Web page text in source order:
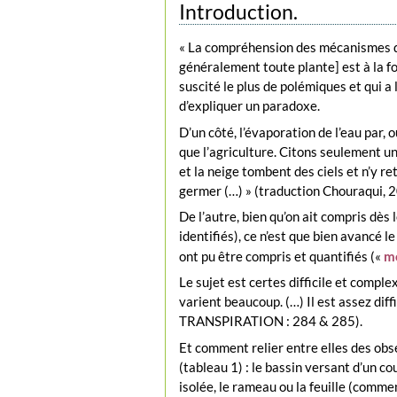
Introduction.
« La compréhension des
généralement toute plante] est à la
suscité le plus de polémiques et qui
d’expliquer un paradoxe.
D’un côté, l’évaporation de l’eau par,
que l’agriculture. Citons seulement
et la neige tombent des ciels et n’y
germer (…) » (traduction Chouraqui,
De l’autre, bien qu’on ait compris dès
identifiés), ce n’est que bien avancé
ont pu être compris et quantifiés («
Le sujet est certes difficile et
varient beaucoup. (…) Il est assez
TRANSPIRATION : 284 & 285).
Et comment relier entre elles des
(tableau 1) : le bassin versant d’un
isolée, le rameau ou la feuille